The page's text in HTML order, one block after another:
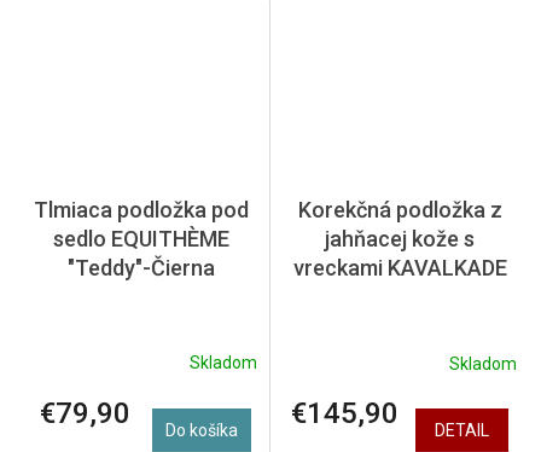
Tlmiaca podložka pod
sedlo EQUITHÈME
"Teddy"-Čierna
Skladom
€79,90 Do košíka
Korekčná podložka z
jahňacej kože s
vreckami KAVALKADE
Skladom
€145,90 DETAIL